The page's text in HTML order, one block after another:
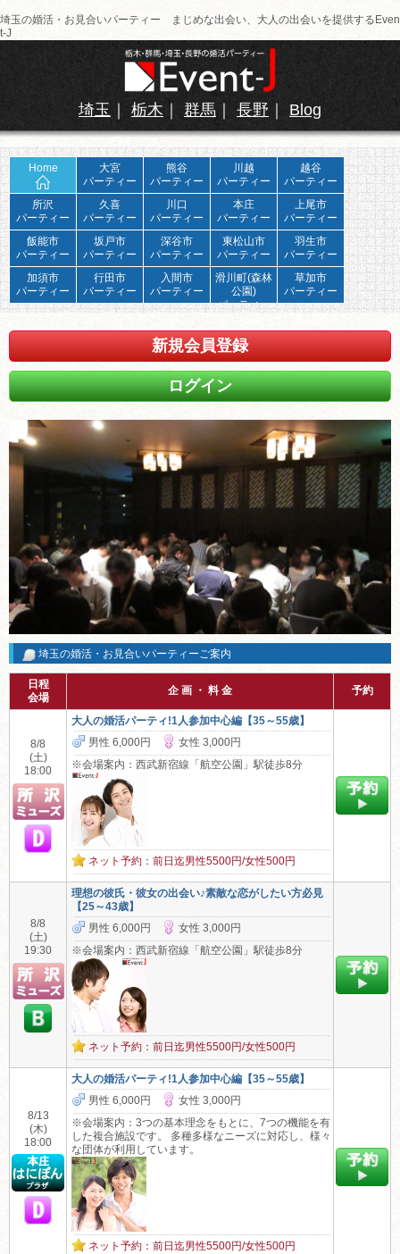
埼玉の婚活・お見合いパーティー まじめな出会い、大人の出会いを提供するEven
t-J
埼玉 ｜ 栃木 ｜ 群馬 ｜ 長野 ｜ Blog
Home
大宮
パーティー
熊谷
パーティー
川越
パーティー
越谷
パーティー
所沢
パーティー
久喜
パーティー
川口
パーティー
本庄
パーティー
上尾市
パーティー
飯能市
パーティー
坂戸市
パーティー
深谷市
パーティー
東松山市
パーティー
羽生市
パーティー
加須市
パーティー
行田市
パーティー
入間市
パーティー
滑川町(森林
公園)
パーティー
草加市
パーティー
新規会員登録
ログイン
埼玉の婚活・お見合いパーティーご案内
日程
会場
企 画 ・ 料 金 予約
8/8
(土)
18:00
大人の婚活パーティ!1人参加中心編【35～55歳】
男性 6,000円
女性 3,000円
※会場案内：西武新宿線「航空公園」駅徒歩8分
ネット予約：前日迄男性5500円/女性500円
8/8
(土)
19:30
理想の彼氏・彼女の出会い♪素敵な恋がしたい方必見
【25～43歳】
男性 6,000円
女性 3,000円
※会場案内：西武新宿線「航空公園」駅徒歩8分
ネット予約：前日迄男性5500円/女性500円
8/13
(木)
18:00
大人の婚活パーティ!1人参加中心編【35～55歳】
男性 6,000円
女性 3,000円
※会場案内：3つの基本理念をもとに、7つの機能を有
した複合施設です。 多種多様なニーズに対応し、様々
な団体が利用しています。
ネット予約：前日迄男性5500円/女性500円